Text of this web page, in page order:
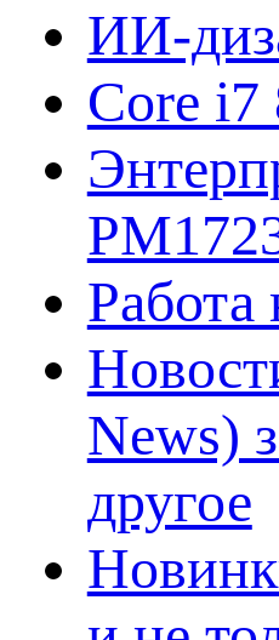
ИИ-
Core i7
Работа
News)
другое